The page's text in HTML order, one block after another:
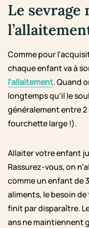
Le sevrage
Comme pour
chaque enfant va à
l’allaitement. Quand
longtemps qu’il le
généralement entre
fourchette large !).
Allaiter votre enfant
Rassurez-vous, on
comme un enfant de
aliments, le besoin
finit par disparaître.
ans ne maintiennent